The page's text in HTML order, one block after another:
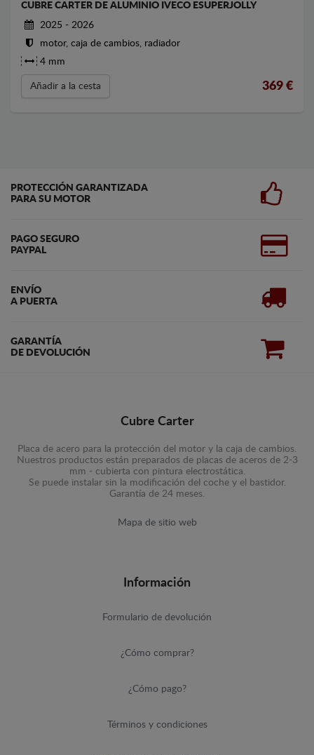
CUBRE CARTER DE ALUMINIO IVECO ESUPERJOLLY
2025 - 2026
motor, caja de cambios, radiador
4 mm
Añadir a la cesta 369 €
PROTECCIÓN GARANTIZADA
PARA SU MOTOR
PAGO SEGURO
PAYPAL
ENVÍO
A PUERTA
GARANTÍA
DE DEVOLUCIÓN
Cubre Carter
Placa de acero para la protección del motor y la caja de cambios.
Nuestros productos están preparados de placas de aceros de 2-3
mm - cubierta con pintura electrostática.
Se puede instalar sin la modificación del coche y el bastidor.
Garantía de 24 meses.
Mapa de sitio web
Información
Formulario de devolución
¿Cómo comprar?
¿Cómo pago?
Términos y condiciones